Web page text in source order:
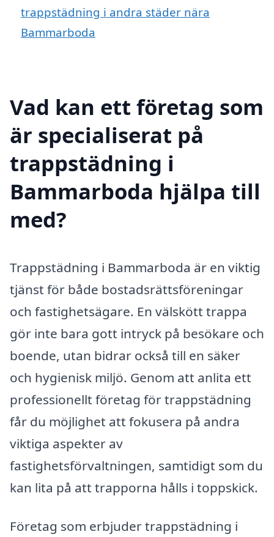
trappstädning i andra städer nära
Bammarboda
Vad kan ett företag som
är specialiserat på
trappstädning i
Bammarboda hjälpa till
med?
Trappstädning i Bammarboda är en viktig
tjänst för både bostadsrättsföreningar
och fastighetsägare. En välskött trappa
gör inte bara gott intryck på besökare och
boende, utan bidrar också till en säker
och hygienisk miljö. Genom att anlita ett
professionellt företag för trappstädning
får du möjlighet att fokusera på andra
viktiga aspekter av
fastighetsförvaltningen, samtidigt som du
kan lita på att trapporna hålls i toppskick.
Företag som erbjuder trappstädning i